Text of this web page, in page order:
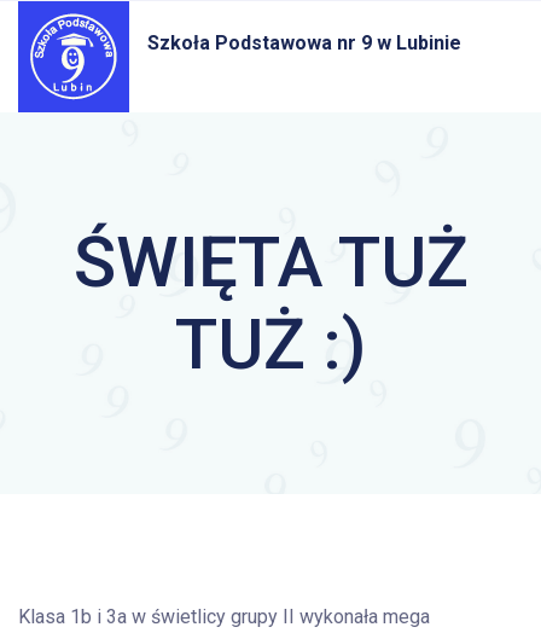
Szkoła Podstawowa nr 9 w Lubinie
ŚWIĘTA TUŻ
TUŻ :)
Klasa 1b i 3a w świetlicy grupy II wykonała mega